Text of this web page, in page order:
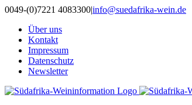
Zum
springen
0049-(0)7221 4083300|info@suedafrika-wein.de
Über uns
Kontakt
Impressum
Datenschutz
Newsletter